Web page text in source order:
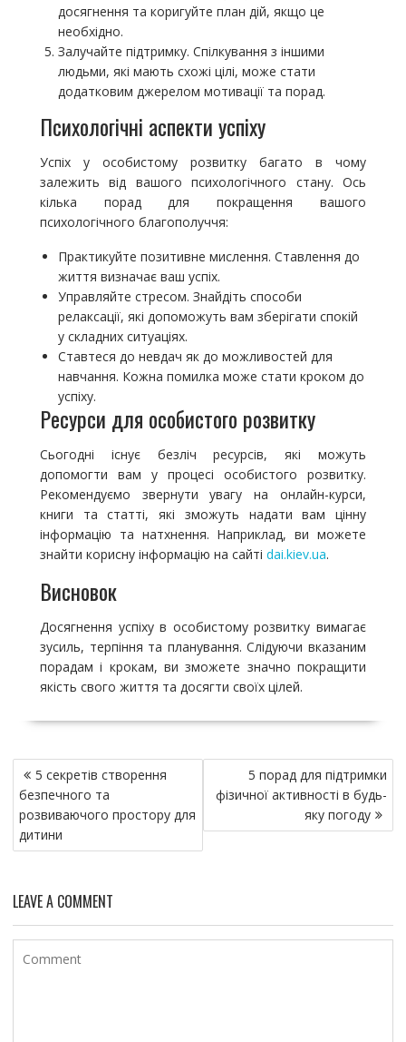
досягнення та коригуйте план дій, якщо це
необхідно.
Залучайте підтримку. Спілкування з іншими
людьми, які мають схожі цілі, може стати
додатковим джерелом мотивації та порад.
Психологічні аспекти успіху
Успіх у особистому розвитку багато в чому
залежить від вашого психологічного стану. Ось
кілька порад для покращення вашого
психологічного благополуччя:
Практикуйте позитивне мислення. Ставлення до
життя визначає ваш успіх.
Управляйте стресом. Знайдіть способи
релаксації, які допоможуть вам зберігати спокій
у складних ситуаціях.
Ставтеся до невдач як до можливостей для
навчання. Кожна помилка може стати кроком до
успіху.
Ресурси для особистого розвитку
Сьогодні існує безліч ресурсів, які можуть
допомогти вам у процесі особистого розвитку.
Рекомендуємо звернути увагу на онлайн-курси,
книги та статті, які зможуть надати вам цінну
інформацію та натхнення. Наприклад, ви можете
знайти корисну інформацію на сайті dai.kiev.ua.
Висновок
Досягнення успіху в особистому розвитку вимагає
зусиль, терпіння та планування. Слідуючи вказаним
порадам і крокам, ви зможете значно покращити
якість свого життя та досягти своїх цілей.
Н
а
в
и
а
ц
и
5 секретів створення
безпечного та
розвиваючого простору для
дитини
5 порад для підтримки
фізичної активності в будь-
яку погоду
LEAVE A COMMENT